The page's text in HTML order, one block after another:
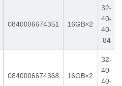
0840006674351 16GB×2
32-
40-
40-
84
0840006674368 16GB×2
32-
40-
40-